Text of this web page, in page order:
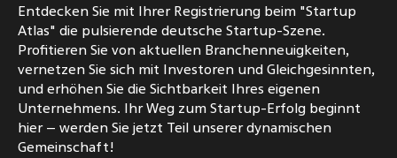
Entdecken Sie mit Ihrer Registrierung beim "Startup
Atlas" die pulsierende deutsche Startup-Szene.
Profitieren Sie von aktuellen Branchenneuigkeiten,
vernetzen Sie sich mit Investoren und Gleichgesinnten,
und erhöhen Sie die Sichtbarkeit Ihres eigenen
Unternehmens. Ihr Weg zum Startup-Erfolg beginnt
hier – werden Sie jetzt Teil unserer dynamischen
Gemeinschaft!